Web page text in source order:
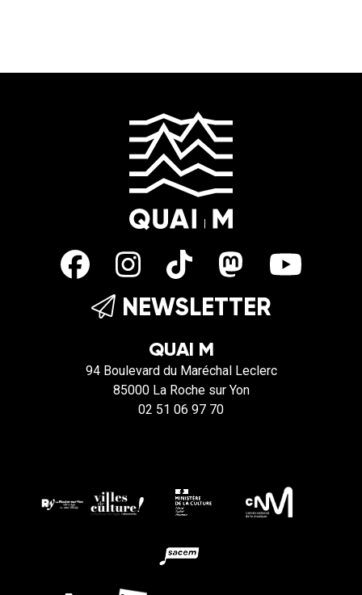
NEWSLETTER
QUAI M
94 Boulevard du Maréchal Leclerc
85000 La Roche sur Yon
02 51 06 97 70